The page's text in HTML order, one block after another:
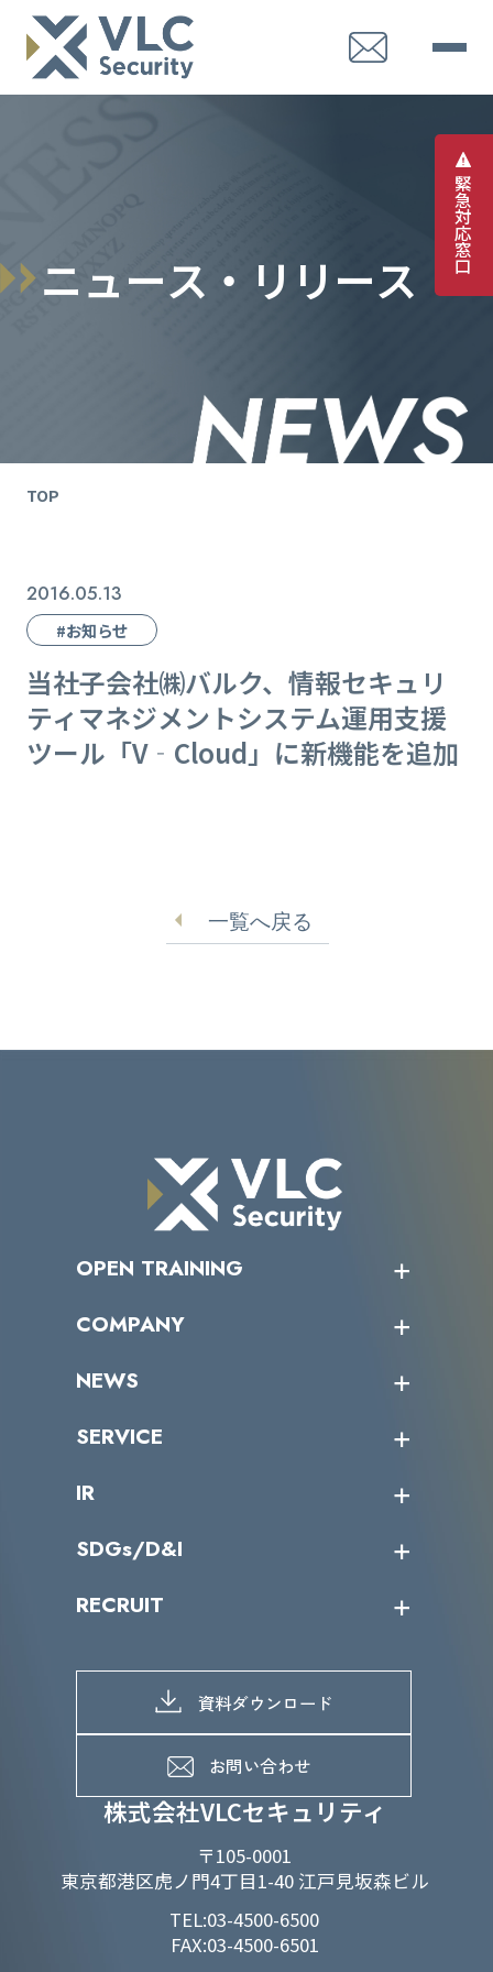
緊
急
対
応
窓
口
ニュース ・ リ リ ース
TOP
2016.05.13
#お知らせ
当社子会社㈱バルク、情報セキュリ
ティマネジメントシステム運用支援
ツール「V‐Cloud」に新機能を追加
一覧へ戻る
株式会社VLCセキュリティ
〒105-0001
東京都港区虎ノ門4丁目1-40 江戸見坂森ビル
TEL:03-4500-6500
FAX:03-4500-6501
OPEN TRAINING
受講者の声
COMPANY
トップメッセージ
ミッション／ビジョン
パートナー企業一覧
NEWS
サイバーニュース
SERVICE
カテゴリー別サービス一覧
IR
IRカレンダー
IRライブラリー
よくあるご質問
SDGs/D&I
当グループのマテリアリティ
SDGs推進体制
D&Iの取り組み
RECRUIT
募集職種一覧
メッセージ
メンバーインタビュー
資料ダウンロード
お問い合わせ